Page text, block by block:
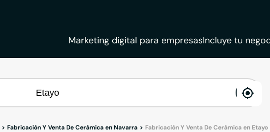
Marketing digital para empresasIncluye tu
Fabricación Y Venta De Cerámica en Navarra Fabricación Y Venta De Cerámica en Etayo